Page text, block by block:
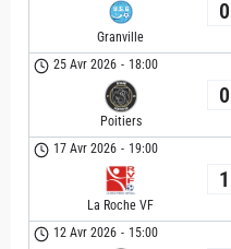
Granville
0
25 Avr 2026 - 18:00
Poitiers
0
17 Avr 2026 - 19:00
La Roche VF
1
12 Avr 2026 - 15:00